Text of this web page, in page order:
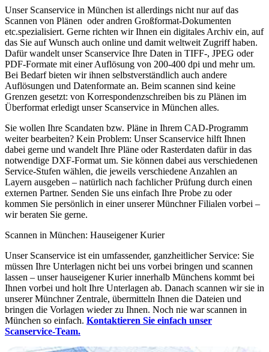
Unser Scanservice in München ist allerdings nicht nur auf das
Scannen von Plänen oder andren Großformat-Dokumenten
etc.spezialisiert. Gerne richten wir Ihnen ein digitales Archiv ein, auf
das Sie auf Wunsch auch online und damit weltweit Zugriff haben.
Dafür wandelt unser Scanservice Ihre Daten in TIFF-, JPEG oder
PDF-Formate mit einer Auflösung von 200-400 dpi und mehr um.
Bei Bedarf bieten wir ihnen selbstverständlich auch andere
Auflösungen und Datenformate an. Beim scannen sind keine
Grenzen gesetzt: von Korrespondenzschreiben bis zu Plänen im
Überformat erledigt unser Scanservice in München alles.
Sie wollen Ihre Scandaten bzw. Pläne in Ihrem CAD-Programm
weiter bearbeiten? Kein Problem: Unser Scanservice hilft Ihnen
dabei gerne und wandelt Ihre Pläne oder Rasterdaten dafür in das
notwendige DXF-Format um. Sie können dabei aus verschiedenen
Service-Stufen wählen, die jeweils verschiedene Anzahlen an
Layern ausgeben – natürlich nach fachlicher Prüfung durch einen
externen Partner. Senden Sie uns einfach Ihre Probe zu oder
kommen Sie persönlich in einer unserer Münchner Filialen vorbei –
wir beraten Sie gerne.
Scannen in München: Hauseigener Kurier
Unser Scanservice ist ein umfassender, ganzheitlicher Service: Sie
müssen Ihre Unterlagen nicht bei uns vorbei bringen und scannen
lassen – unser hauseigener Kurier innerhalb Münchens kommt bei
Ihnen vorbei und holt Ihre Unterlagen ab. Danach scannen wir sie in
unserer Münchner Zentrale, übermitteln Ihnen die Dateien und
bringen die Vorlagen wieder zu Ihnen. Noch nie war scannen in
München so einfach. Kontaktieren Sie einfach unser
Scanservice-Team.